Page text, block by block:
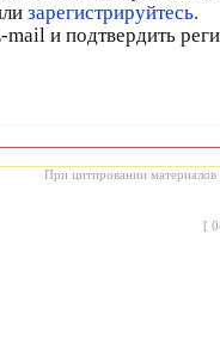
зарегистрируйтесь.
и подтвердить
При цитировании материалов
[